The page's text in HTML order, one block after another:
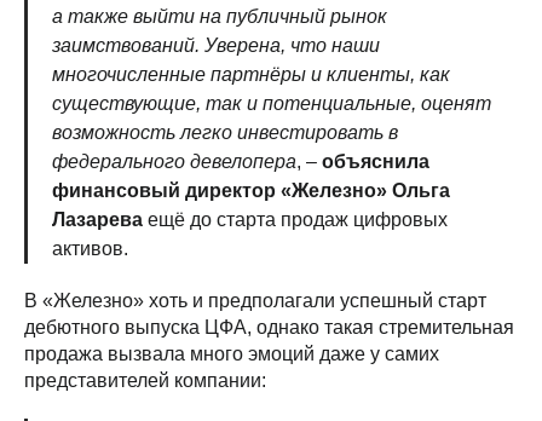
а также выйти на публичный рынок
заимствований. Уверена, что наши
многочисленные партнёры и клиенты, как
существующие, так и потенциальные, оценят
возможность легко инвестировать в
федерального девелопера, – объяснила
финансовый директор «Железно» Ольга
Лазарева ещё до старта продаж цифровых
активов.
В «Железно» хоть и предполагали успешный старт
дебютного выпуска ЦФА, однако такая стремительная
продажа вызвала много эмоций даже у самих
представителей компании: